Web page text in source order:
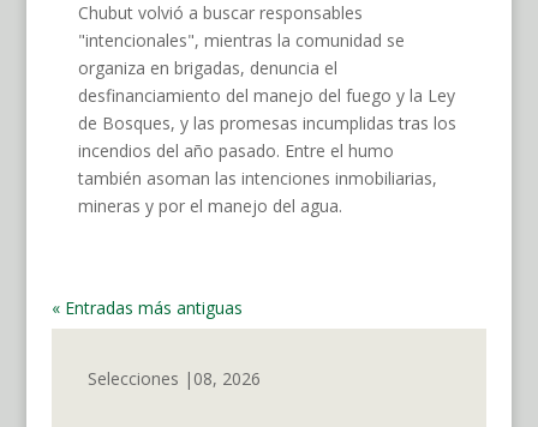
Chubut volvió a buscar responsables
"intencionales", mientras la comunidad se
organiza en brigadas, denuncia el
desfinanciamiento del manejo del fuego y la Ley
de Bosques, y las promesas incumplidas tras los
incendios del año pasado. Entre el humo
también asoman las intenciones inmobiliarias,
mineras y por el manejo del agua.
« Entradas más antiguas
Selecciones |08, 2026